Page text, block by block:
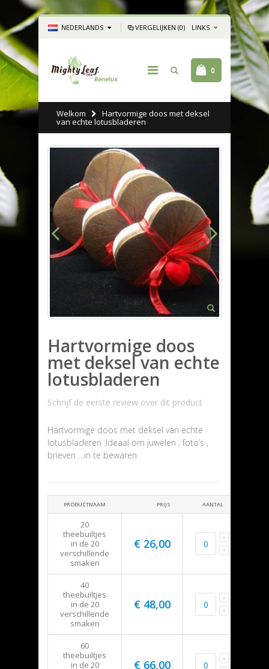
NEDERLANDS VERGELIJKEN (0) LINKS
0
Welkom Hartvormige doos met deksel
van echte lotusbladeren
Hartvormige doos
met deksel van echte
lotusbladeren
Schrijf de eerste review over dit product
Hartvormige doos met deksel van echte
lotusbladeren .Ideaal om juwelen , foto’s ,
brieven …in te bewaren
PRODUCTNAAM PRIJS AANTAL
20
theebuiltjes
in de 20
verschillende
smaken
€ 26,00
40
theebuiltjes
in de 20
verschillende
smaken
€ 48,00
60
theebuiltjes
in de 20
€ 66,00